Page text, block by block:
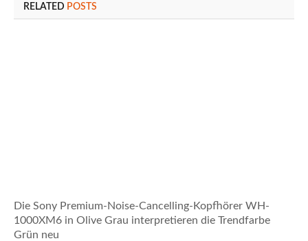
RELATED POSTS
Die Sony Premium-Noise-Cancelling-Kopfhörer WH-
1000XM6 in Olive Grau interpretieren die Trendfarbe
Grün neu